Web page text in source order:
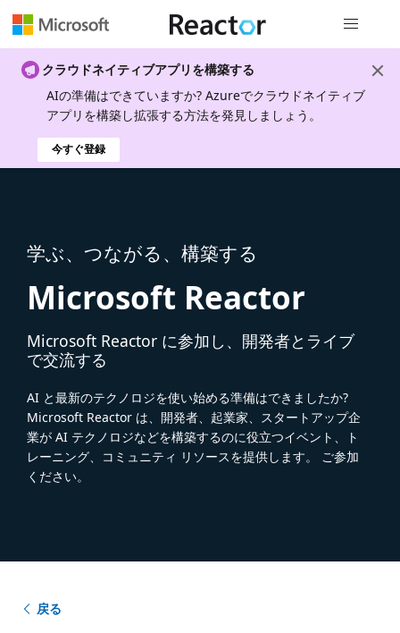
クラウドネイティブアプリを構築する
AIの準備はできていますか? Azureでクラウドネイティブ
アプリを構築し拡張する方法を発見しましょう。
今すぐ登録
学ぶ、つながる、構築する
Microsoft Reactor
Microsoft Reactor に参加し、開発者とライブ
で交流する
AI と最新のテクノロジを使い始める準備はできましたか?
Microsoft Reactor は、開発者、起業家、スタートアップ企
業が AI テクノロジなどを構築するのに役立つイベント、ト
レーニング、コミュニティ リソースを提供します。 ご参加
ください。
戻る